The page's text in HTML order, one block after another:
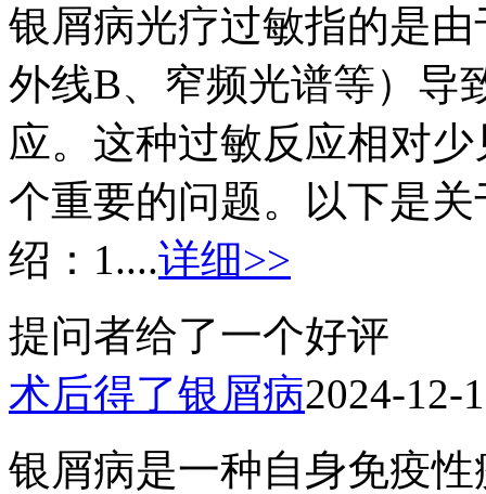
银屑病光疗过敏指的是
外线B、窄频光谱等）导
应。这种过敏反应相对
个重要的问题。以下是
绍：1....详细>>
提问者给了一个好评
术后得了银屑病2024-12-
银屑病是一种自身免疫